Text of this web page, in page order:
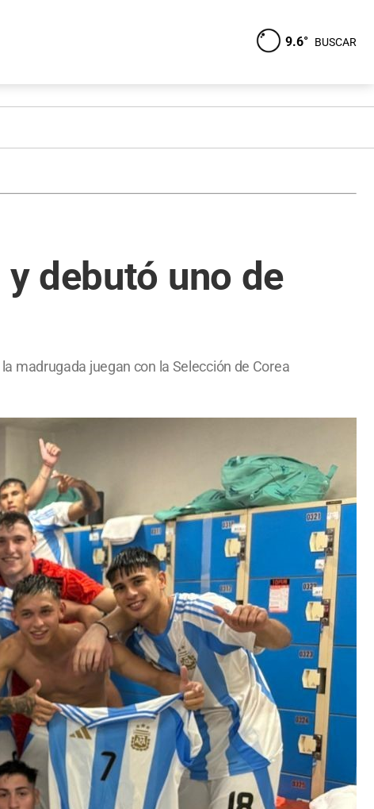
9.6° BUSCAR
debutó uno de
madrugada juegan con la Selección de Corea